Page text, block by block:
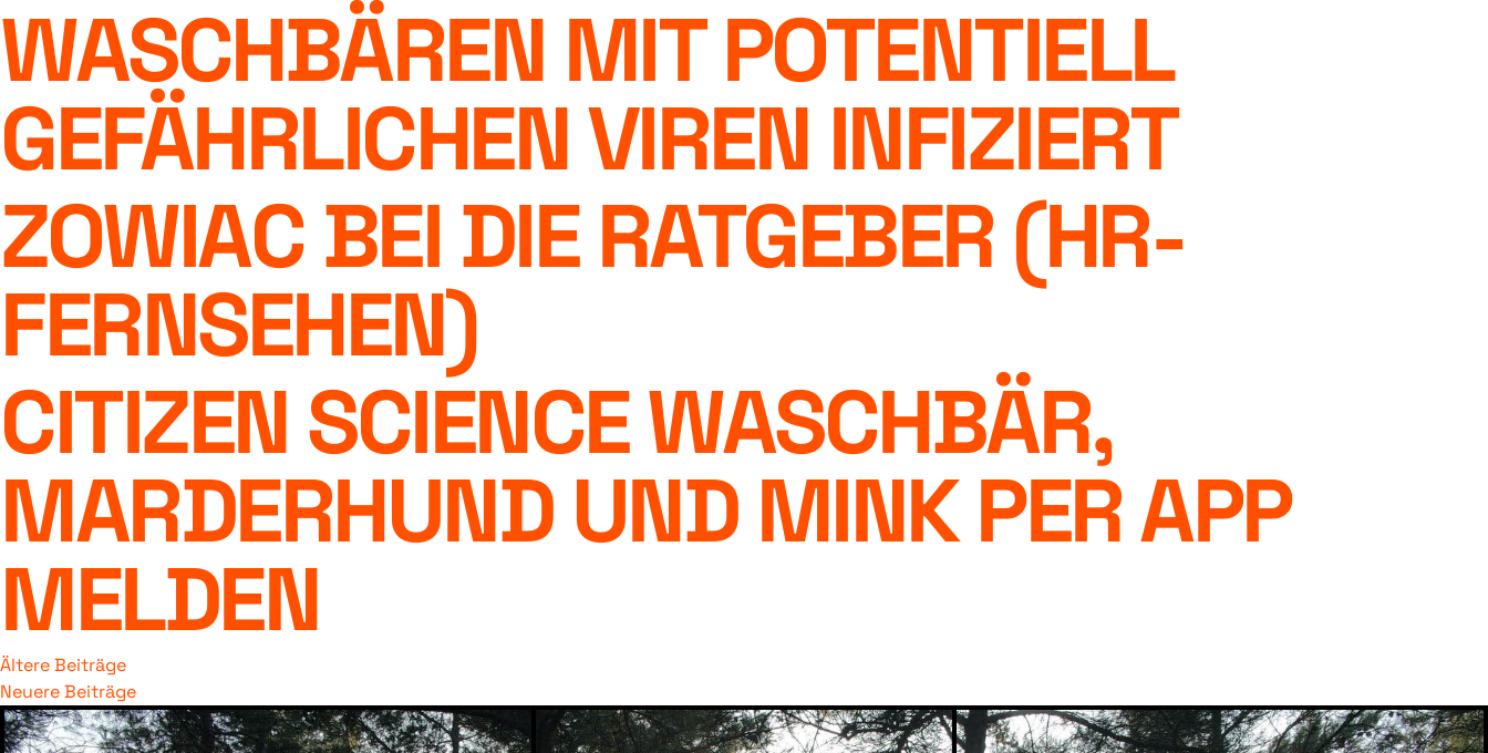
WASCHBÄREN MIT POTENTIELL
GEFÄHRLICHEN VIREN INFIZIERT
ZOWIAC BEI DIE RATGEBER (HR-
FERNSEHEN)
CITIZEN SCIENCE WASCHBÄR,
MARDERHUND UND MINK PER APP
MELDEN
BEITRAGSNAVIGATION
Ältere Beiträge
Neuere Beiträge